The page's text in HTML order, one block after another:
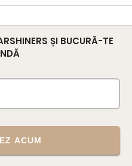
ȘI BUCURĂ-TE
ACUM